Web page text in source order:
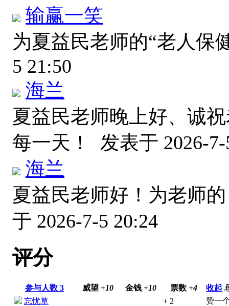
输赢一笑
为夏益民老师的“老人保
5 21:50
海兰
夏益民老师晚上好、诚
每一天！ 发表于 2026-
海兰
夏益民老师好！为老师
于 2026-7-5 20:24
评分
参与人数 3 威望 +10 金钱 +10 票数 +4 收起
忘忧草
+ 2
赞一